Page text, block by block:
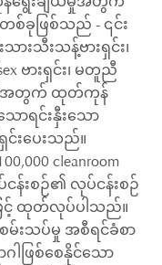
စ်ခုဖြစ်သည် - ၎င်း
ားသီးသန့်ဗားရှင်း၊
ဗားရှင်း၊ မတူညီ
ရန်အတွက် ထုတ်ကုန်
ောရင်းနှီးသော
င်းပေးသည်။
cleanroom
းစဉ်၏ လုပ်ငန်းစဉ်
င့် ထုတ်လုပ်ပါသည်။
းသပ်မှု အစီရင်ခံစာ
ဂါဖြစ်စေနိုင်သော